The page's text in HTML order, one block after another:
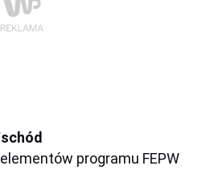
programu FEPW